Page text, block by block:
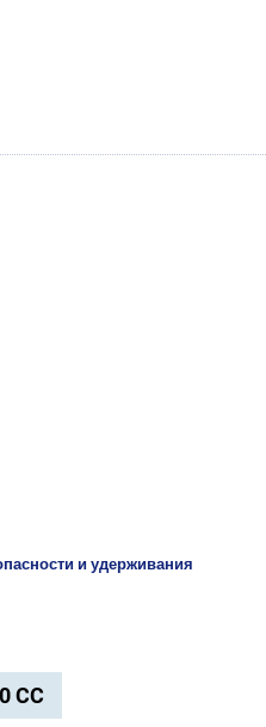
и удерживания
CC